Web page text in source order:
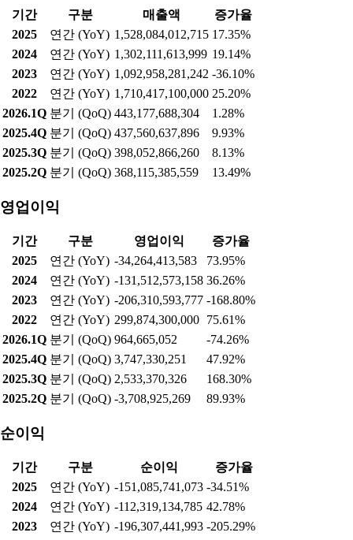
기간 구분 매출액
증가율
2025
연간 (YoY) 1,528,084,012,715 17.35%
2024
연간 (YoY) 1,302,111,613,999 19.14%
2023
연간 (YoY) 1,092,958,281,242 -36.10%
2022
연간 (YoY) 1,710,417,100,000 25.20%
2026.1Q 분기 (QoQ) 443,177,688,304
1.28%
2025.4Q 분기 (QoQ) 437,560,637,896
9.93%
2025.3Q 분기 (QoQ) 398,052,866,260
8.13%
2025.2Q 분기 (QoQ) 368,115,385,559 13.49%
영업이익
기간 구분 영업이익
증가율
2025
연간 (YoY) -34,264,413,583
73.95%
2024
연간 (YoY) -131,512,573,158 36.26%
2023
연간 (YoY) -206,310,593,777 -168.80%
2022
연간 (YoY) 299,874,300,000 75.61%
2026.1Q 분기 (QoQ) 964,665,052
-74.26%
2025.4Q 분기 (QoQ) 3,747,330,251
47.92%
2025.3Q 분기 (QoQ) 2,533,370,326
168.30%
2025.2Q 분기 (QoQ) -3,708,925,269 89.93%
순이익
기간 구분 순이익
증가율
2025
연간 (YoY) -151,085,741,073 -34.51%
2024
연간 (YoY) -112,319,134,785 42.78%
2023
연간 (YoY) -196,307,441,993 -205.29%